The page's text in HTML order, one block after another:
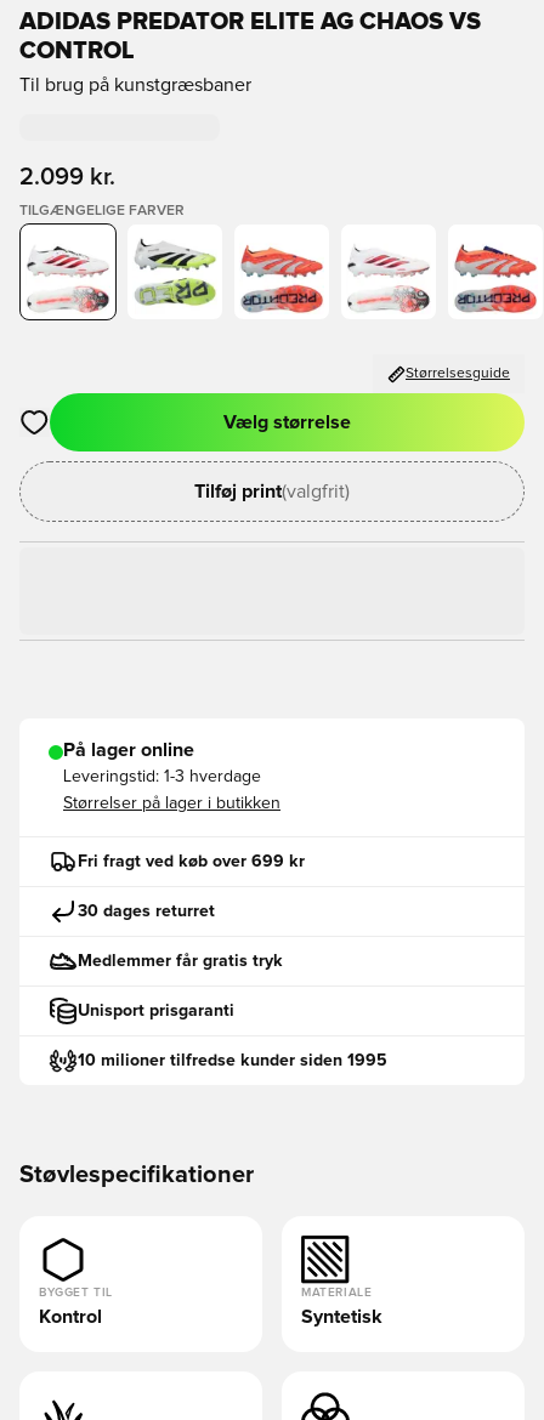
ADIDAS PREDATOR ELITE AG CHAOS VS
CONTROL
Til brug på kunstgræsbaner
2.099 kr.
TILGÆNGELIGE FARVER
Størrelsesguide
Åbner en Modal til at logge ind eller tilmelde dig som medlem
Vælg størrelse
Tilføj print(valgfrit)
På lager online
Leveringstid: 1-3 hverdage
Størrelser på lager i butikken
Fri fragt ved køb over 699 kr
30 dages returret
Medlemmer får gratis tryk
Unisport prisgaranti
10 milioner tilfredse kunder siden 1995
Støvlespecifikationer
BYGGET TIL
Kontrol
MATERIALE
Syntetisk